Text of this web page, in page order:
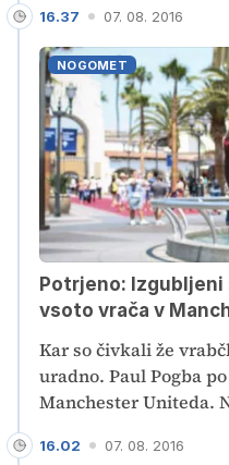
NOGOMET
16.37 07. 08. 2016
Potrjeno: Izgubljeni
vsoto vrača v
Kar so čivkali že
uradno. Paul Pogba
Manchester Uniteda.
sedaj opraviti le še
16.02 07. 08. 2016